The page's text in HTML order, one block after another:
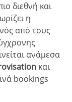
διεθνή και
η
από τους
ανάμεσα
και
bookings